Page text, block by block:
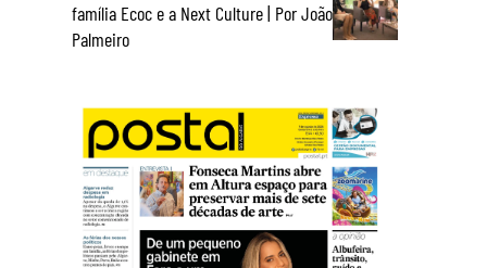
família Ecoc e a Next Culture | Por João
Palmeiro